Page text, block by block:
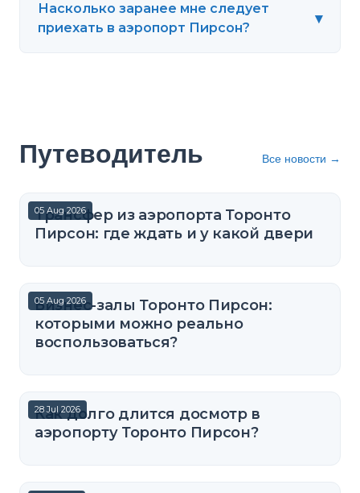
Насколько заранее мне следует
приехать в аэропорт Пирсон?
▾
Путеводитель Все новости →
05 Aug 2026
Трансфер из аэропорта Торонто
Пирсон: где ждать и у какой двери
05 Aug 2026
Бизнес-залы Торонто Пирсон:
которыми можно реально
воспользоваться?
28 Jul 2026
Как долго длится досмотр в
аэропорту Торонто Пирсон?